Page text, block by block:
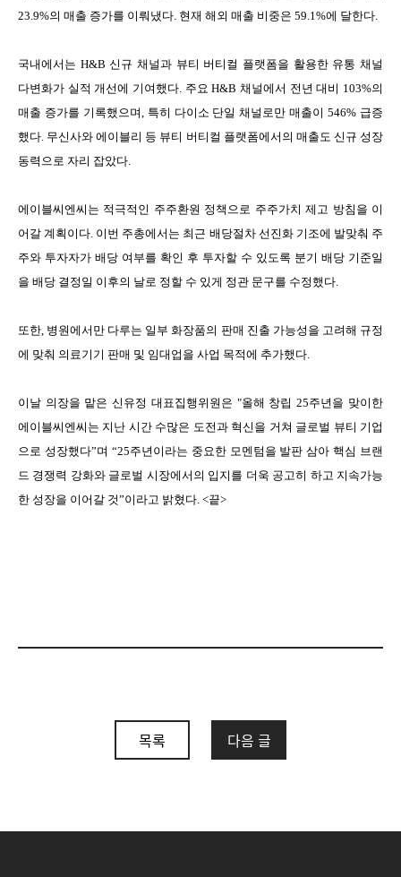
23.9%의 매출 증가를 이뤄냈다. 현재 해외 매출 비중은 59.1%에 달한다.
국내에서는 H&B신규 채널과 뷰티 버티컬 플랫폼을 활용한 유통 채널
다변화가 실적 개선에 기여했다. 주요 H&B채널에서 전년 대비 103%의
매출 증가를 기록했으며, 특히 다이소 단일 채널로만 매출이 546% 급증
했다. 무신사와 에이블리 등 뷰티 버티컬 플랫폼에서의 매출도 신규 성장
동력으로 자리 잡았다.
에이블씨엔씨는 적극적인 주주환원 정책으로 주주가치 제고 방침을 이
어갈 계획이다. 이번 주총에서는 최근 배당절차 선진화 기조에 발맞춰 주
주와 투자자가 배당 여부를 확인 후 투자할 수 있도록 분기 배당 기준일
을 배당 결정일 이후의 날로 정할 수 있게 정관 문구를 수정했다.
또한, 병원에서만 다루는 일부 화장품의 판매 진출 가능성을 고려해 규정
에 맞춰 의료기기 판매 및 임대업을 사업 목적에 추가했다.
이날 의장을 맡은 신유정 대표집행위원은 "올해 창립25주년을 맞이한
에이블씨엔씨는 지난 시간 수많은 도전과 혁신을 거쳐 글로벌 뷰티 기업
으로 성장했다”며 “25주년이라는 중요한 모멘텀을 발판 삼아 핵심 브랜
드 경쟁력 강화와 글로벌 시장에서의 입지를 더욱 공고히 하고 지속가능
한 성장을 이어갈 것”이라고 밝혔다. <끝>
목록 다음 글